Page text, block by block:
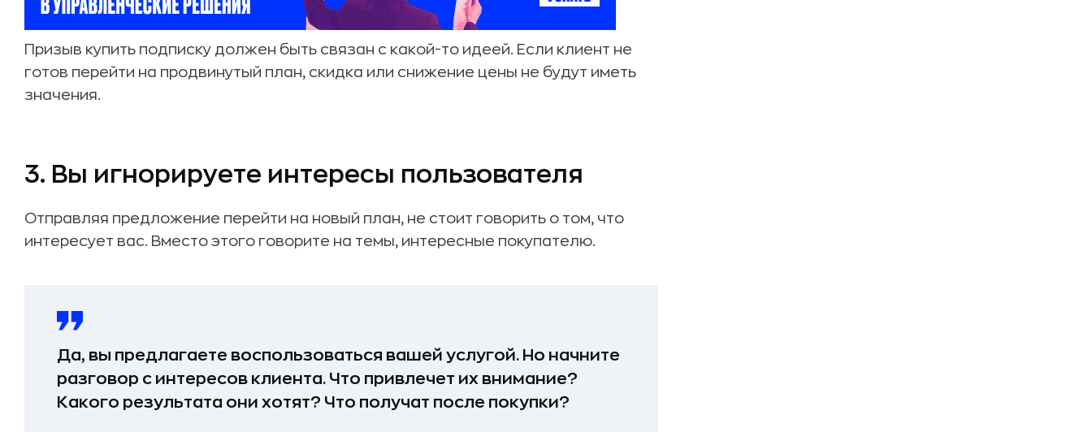
Призыв купить подписку должен быть связан с какой-то идеей. Если клиент не
готов перейти на продвинутый план, скидка или снижение цены не будут иметь
значения.
3. Вы игнорируете интересы пользователя
Отправляя предложение перейти на новый план, не стоит говорить о том, что
интересует вас. Вместо этого говорите на темы, интересные покупателю.
Да, вы предлагаете воспользоваться вашей услугой. Но начните
разговор с интересов клиента. Что привлечет их внимание?
Какого результата они хотят? Что получат после покупки?